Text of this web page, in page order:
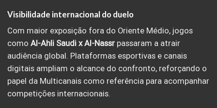
Visibilidade internacional do duelo
Com maior exposição fora do Oriente Médio, jogos
como Al-Ahli Saudi x Al-Nassr passaram a atrair
audiência global. Plataformas esportivas e canais
digitais ampliam o alcance do confronto, reforçando o
papel da Multicanais como referência para acompanhar
competições internacionais.